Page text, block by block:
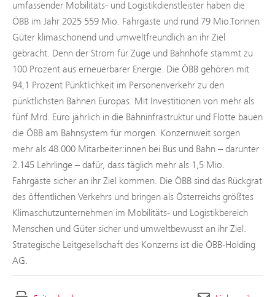
umfassender Mobilitäts- und Logistikdienstleister haben die
ÖBB im Jahr 2025 559 Mio. Fahrgäste und rund 79 Mio.Tonnen
Güter klimaschonend und umweltfreundlich an ihr Ziel
gebracht. Denn der Strom für Züge und Bahnhöfe stammt zu
100 Prozent aus erneuerbarer Energie. Die ÖBB gehören mit
94,1 Prozent Pünktlichkeit im Personenverkehr zu den
pünktlichsten Bahnen Europas. Mit Investitionen von mehr als
fünf Mrd. Euro jährlich in die Bahninfrastruktur und Flotte bauen
die ÖBB am Bahnsystem für morgen. Konzernweit sorgen
mehr als 48.000 Mitarbeiter:innen bei Bus und Bahn – darunter
2.145 Lehrlinge – dafür, dass täglich mehr als 1,5 Mio.
Fahrgäste sicher an ihr Ziel kommen. Die ÖBB sind das Rückgrat
des öffentlichen Verkehrs und bringen als Österreichs größtes
Klimaschutzunternehmen im Mobilitäts- und Logistikbereich
Menschen und Güter sicher und umweltbewusst an ihr Ziel.
Strategische Leitgesellschaft des Konzerns ist die ÖBB-Holding
AG.